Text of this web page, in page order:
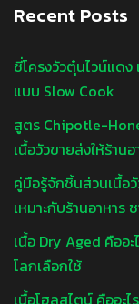
Recent Posts
ซี่โครงวัวตุ๋นไวน์แด
แบบ Slow Cook
สูตร Chipotle-
เนื้อวัวขายส่งให้ร้านอ
คู่มือรู้จักชิ้นส่วนเนื้อวั
เหมาะกับร้านอาหาร
เนื้อ Dry Aged คืออ
โลกเลือกใช้